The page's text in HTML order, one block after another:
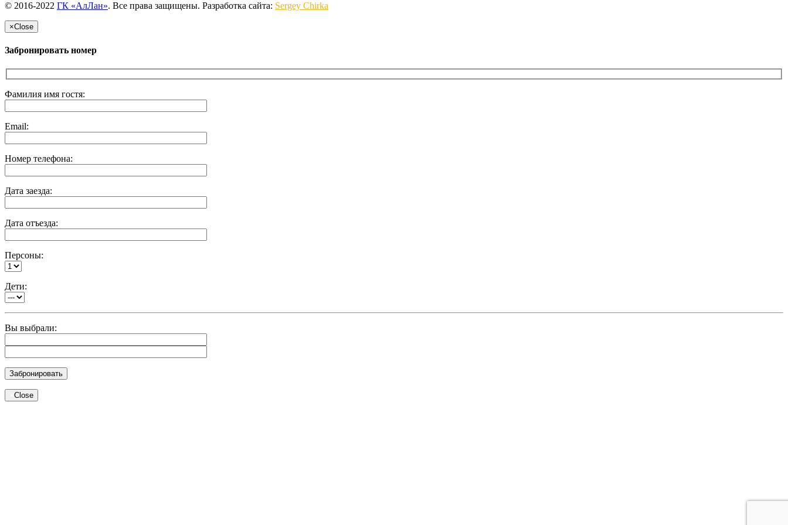
© 2016-2022 ГК «АлЛан». Все права защищены. Разработка сайта: Sergey Chirka
×Close
Забронировать номер
Фамилия имя гостя:
Email:
Номер телефона:
Дата заезда:
Дата отъезда:
Персоны:
Дети:
Вы выбрали:
Close